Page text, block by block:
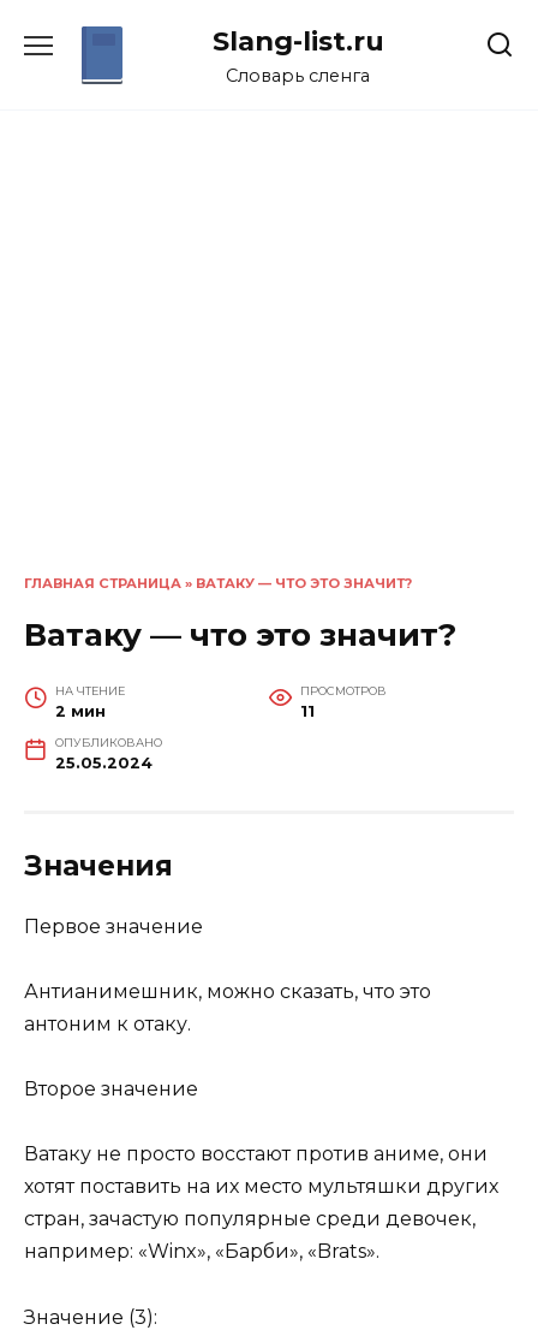
Slang-list.ru
Словарь сленга
ГЛАВНАЯ СТРАНИЦА » ВАТАКУ — ЧТО ЭТО ЗНАЧИТ?
Ватаку — что это значит?
НА ЧТЕНИЕ
2 мин
ПРОСМОТРОВ
11
ОПУБЛИКОВАНО
25.05.2024
Значения
Первое значение
Антианимешник, можно сказать, что это
антоним к отаку.
Второе значение
Ватаку не просто восстают против аниме, они
хотят поставить на их место мультяшки других
стран, зачастую популярные среди девочек,
например: «Winx», «Барби», «Brats».
Значение (3):